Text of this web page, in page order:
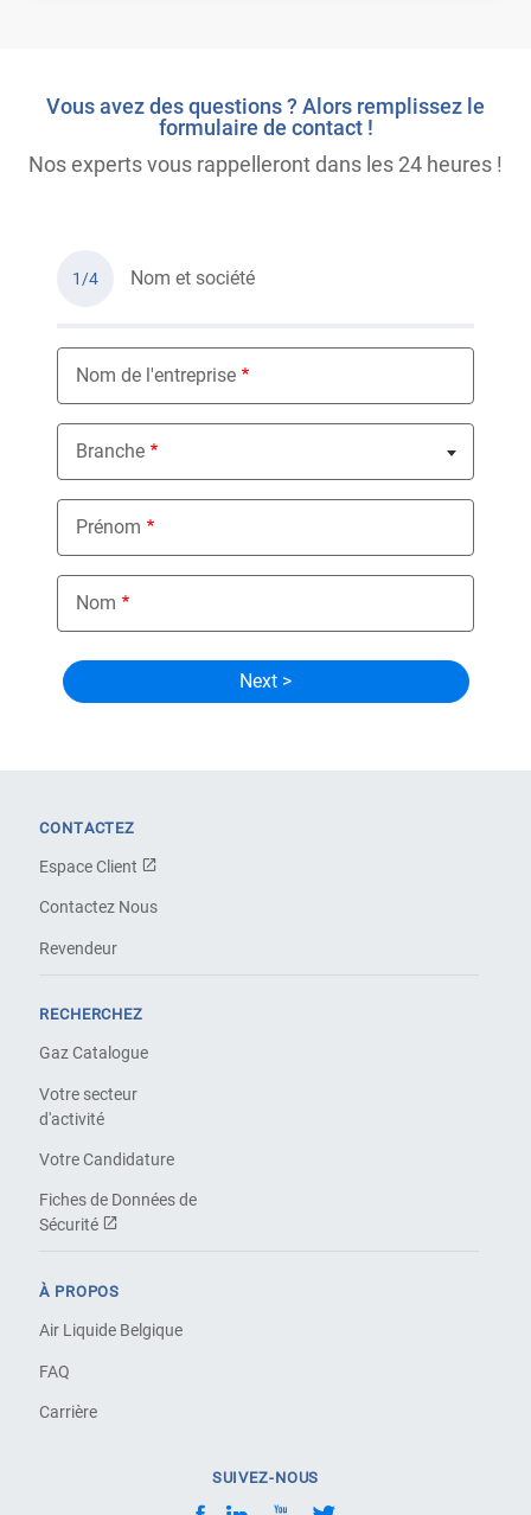
Vous avez des questions ? Alors remplissez le
formulaire de contact !
Nos experts vous rappelleront dans les 24 heures !
1/4 Nom et société
Nom de l'entreprise
Branche
Nothing selected
Prénom
Nom
CONTACTEZ
Espace Client
Contactez Nous
Revendeur
RECHERCHEZ
Gaz Catalogue
Votre secteur
d'activité
Votre Candidature
Fiches de Données de
Sécurité
À PROPOS
Air Liquide Belgique
FAQ
Carrière
SUIVEZ-NOUS